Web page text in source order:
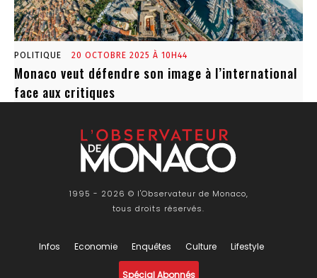
POLITIQUE 20 OCTOBRE 2025 À 10H44
Monaco veut défendre son image à l’international
face aux critiques
1995 - 2026 © l'Observateur de Monaco,
tous droits réservés.
Infos Economie Enquêtes Culture Lifestyle
Spécial Abonnés